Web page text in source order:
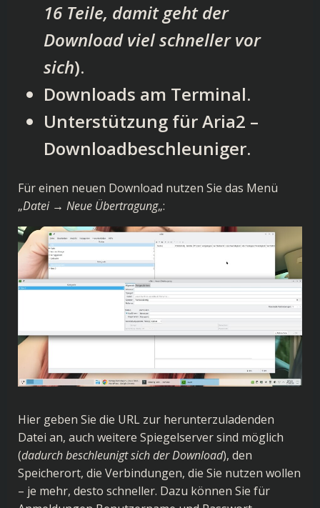
16 Teile, damit geht der
Download viel schneller vor
sich).
Downloads am Terminal.
Unterstützung für Aria2 –
Downloadbeschleuniger.
Für einen neuen Download nutzen Sie das Menü
„Datei → Neue Übertragung„:
Hier geben Sie die URL zur herunterzuladenden
Datei an, auch weitere Spiegelserver sind möglich
(dadurch beschleunigt sich der Download), den
Speicherort, die Verbindungen, die Sie nutzen wollen
– je mehr, desto schneller. Dazu können Sie für